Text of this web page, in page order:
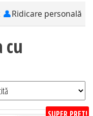
👤Ridicare personală
cu